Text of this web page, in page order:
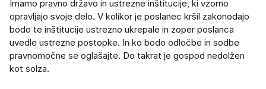
Imamo pravno državo in ustrezne inštitucije, ki vzorno
opravljajo svoje delo. V kolikor je poslanec kršil zakonodajo
bodo te inštitucije ustrezno ukrepale in zoper poslanca
uvedle ustrezne postopke. In ko bodo odločbe in sodbe
pravnomočne se oglašajte. Do takrat je gospod nedolžen
kot solza.